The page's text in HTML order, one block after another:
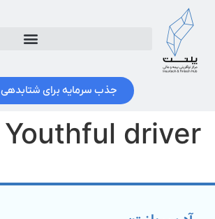
جذب سرمایه برای شتابدهی
Youthful driver